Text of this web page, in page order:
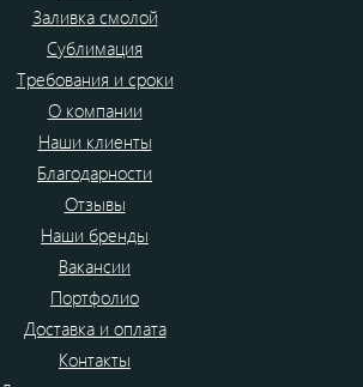
Заливка смолой
Сублимация
Требования и сроки
О компании
Наши клиенты
Благодарности
Отзывы
Наши бренды
Вакансии
Портфолио
Доставка и оплата
Контакты